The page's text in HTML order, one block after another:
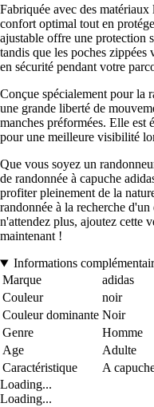
Fabriquée avec des matériaux
confort optimal tout en
ajustable offre une protection
tandis que les poches zippées
en sécurité pendant votre
Conçue spécialement pour la
une grande liberté de
manches préformées. Elle est
pour une meilleure visibilité
Que vous soyez un
de randonnée à capuche
profiter pleinement de la
randonnée à la recherche
n'attendez plus, ajoutez cette
maintenant !
Informations
Marque
adidas
Couleur
noir
Couleur dominante Noir
Genre
Homme
Age
Adulte
Caractéristique
A
Loading...
Loading...